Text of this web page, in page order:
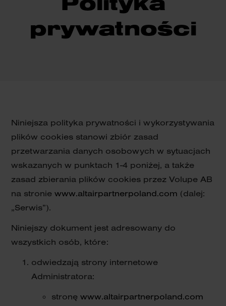
prywatności
Niniejsza polityka prywatności i wykorzystywania
plików cookies stanowi zbiór zasad
przetwarzania danych osobowych w sytuacjach
wskazanych w punktach 1-4 poniżej, a także
zasad zbierania plików cookies przez Volupe AB
na stroniewww.altairpartnerpoland.com (dalej:
„Serwis”).
Niniejszy dokument jest adresowany do
wszystkich osób, które:
odwiedzają strony internetowe
Administratora:
stronęwww.altairpartnerpoland.com